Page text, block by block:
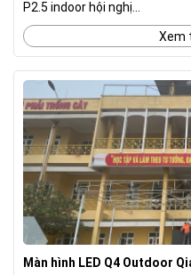
P2.5 indoor hội nghị...
Xem
Màn hình LED Q4 Outdoor